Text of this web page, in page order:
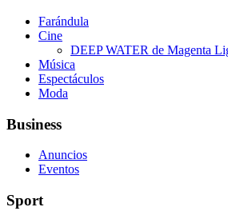
Farándula
Cine
DEEP WATER de Magenta
Música
Espectáculos
Moda
Business
Anuncios
Eventos
Sport